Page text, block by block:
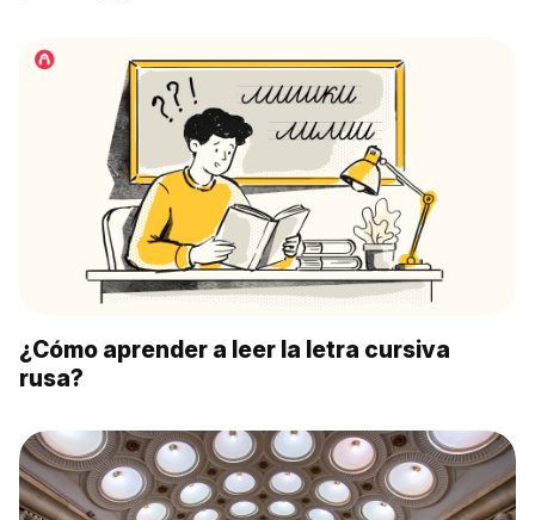
¿Cómo aprender a leer la letra cursiva
rusa?